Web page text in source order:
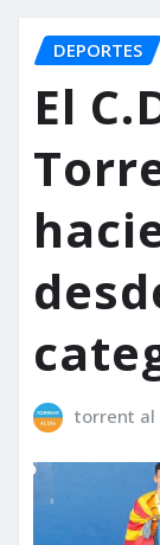
DEPORTES
El
torrent al